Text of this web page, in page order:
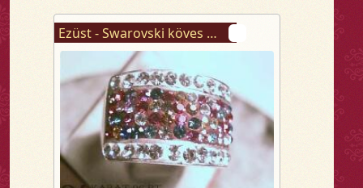
Ezüst - Swarovski köves gyűrű